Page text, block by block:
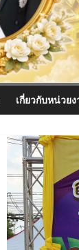
เกี่ยวกับหน่วย